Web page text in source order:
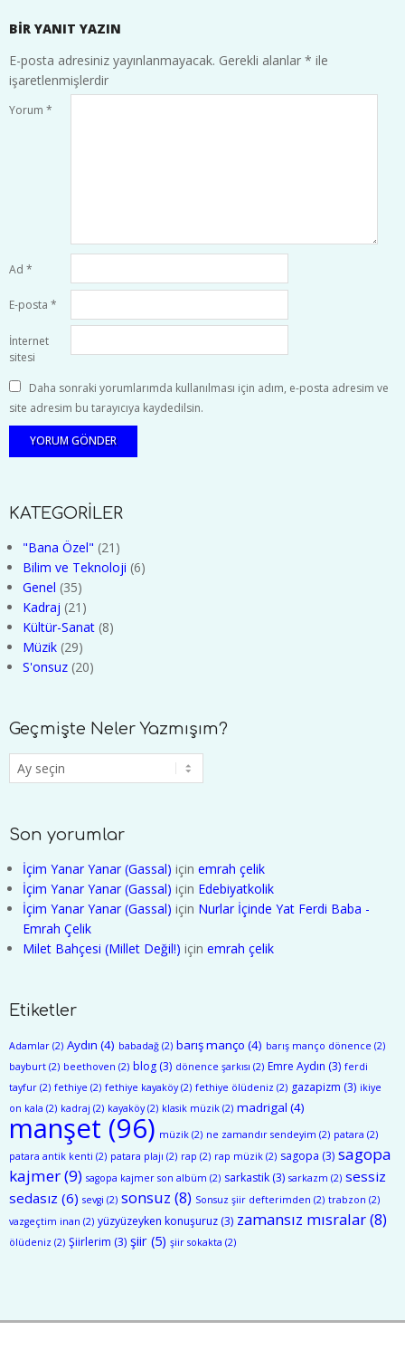
BIR YANIT YAZIN
E-posta adresiniz yayınlanmayacak. Gerekli alanlar * ile
işaretlenmişlerdir
Yorum *
Ad *
E-posta *
İnternet
sitesi
Daha sonraki yorumlarımda kullanılması için adım, e-posta adresim ve
site adresim bu tarayıcıya kaydedilsin.
KATEGORİLER
"Bana Özel" (21)
Bilim ve Teknoloji (6)
Genel (35)
Kadraj (21)
Kültür-Sanat (8)
Müzik (29)
S'onsuz (20)
Geçmişte Neler Yazmışım?
Geçmişte
Neler
Son yorumlar
İçim Yanar Yanar (Gassal) için emrah çelik
İçim Yanar Yanar (Gassal) için Edebiyatkolik
İçim Yanar Yanar (Gassal) için Nurlar İçinde Yat Ferdi Baba -
Emrah Çelik
Milet Bahçesi (Millet Değil!) için emrah çelik
Etiketler
Adamlar (2) Aydın (4) babadağ (2) barış manço (4) barış manço dönence (2)
bayburt (2) beethoven (2) blog (3) dönence şarkısı (2) Emre Aydın (3) ferdi
tayfur (2) fethiye (2) fethiye kayaköy(2) fethiye ölüdeniz (2) gazapizm (3) ikiye
on kala (2) kadraj (2) kayaköy(2) klasik müzik (2) madrigal (4)
manşet (96) müzik (2) ne zamandır sendeyim (2) patara (2)
patara antik kenti (2) patara plajı (2) rap (2) rap müzik (2) sagopa (3) sagopa
kajmer(9) sagopa kajmer son albüm (2) sarkastik (3) sarkazm (2) sessiz
sedasız (6) sevgi (2) sonsuz (8) Sonsuz şiir defterimden (2) trabzon (2)
vazgeçtim inan (2) yüzyüzeyken konuşuruz (3) zamansız mısralar(8)
ölüdeniz (2) Şiirlerim (3) şiir (5) şiir sokakta (2)